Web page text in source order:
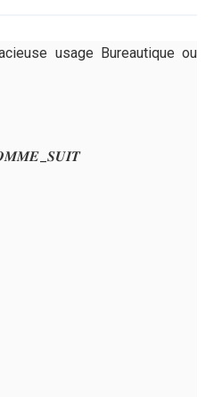
usage Bureautique ou